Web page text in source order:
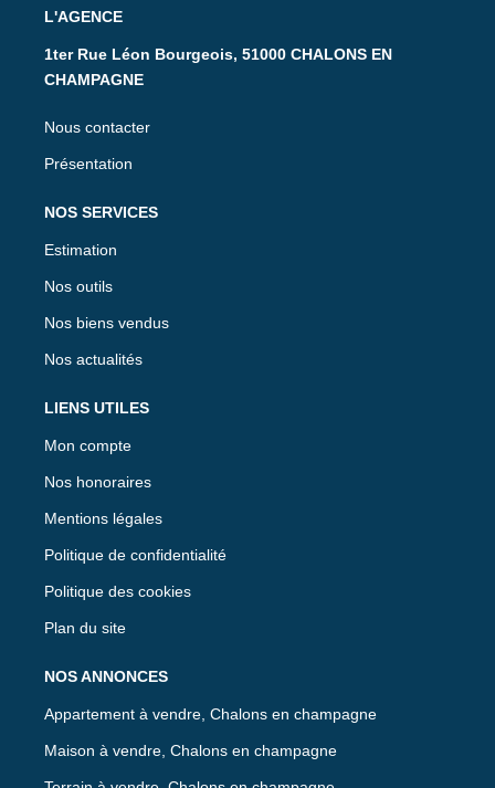
L'AGENCE
1ter Rue Léon Bourgeois, 51000 CHALONS EN
CHAMPAGNE
Nous contacter
Présentation
NOS SERVICES
Estimation
Nos outils
Nos biens vendus
Nos actualités
LIENS UTILES
Mon compte
Nos honoraires
Mentions légales
Politique de confidentialité
Politique des cookies
Plan du site
NOS ANNONCES
Appartement à vendre, Chalons en champagne
Maison à vendre, Chalons en champagne